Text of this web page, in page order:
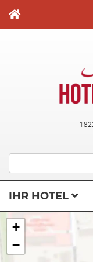
zum
Inhalt
IHR HOTEL
+
−